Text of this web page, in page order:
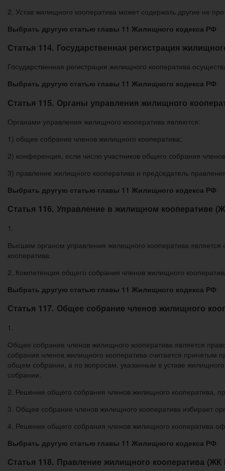
2. Устав жилищного кооператива может содержать другие не
Выбрать другую статью главы 11 Жилищного кодекса РФ
Статья 114. Государственная регистрация
Государственная регистрация жилищного кооператива
Выбрать другую статью главы 11 Жилищного кодекса РФ
Статья 115. Органы управления жилищного
Органами управления жилищного кооператива являются:
1) общее собрание членов жилищного кооператива;
2) конференция, если число участников общего собрания
3) правление жилищного кооператива и председатель
Выбрать другую статью главы 11 Жилищного кодекса РФ
Статья 116. Управление в жилищном кооперативе
1.
Высшим органом управления жилищного кооператива
кооператива.
2. Компетенция общего собрания членов жилищного
Выбрать другую статью главы 11 Жилищного кодекса РФ
Статья 117. Общее собрание членов жилищного
1.
Общее собрание членов жилищного кооператива является
собрания членов жилищного кооператива считается принятым
общем собрании, а по вопросам, указанным в уставе
собрании.
2. Решение общего собрания членов жилищного кооператива,
3. Общее собрание членов жилищного кооператива избирает
4. Решение общего собрания членов жилищного кооператива
Выбрать другую статью главы 11 Жилищного кодекса РФ
Статья 118. Правление жилищного кооператива